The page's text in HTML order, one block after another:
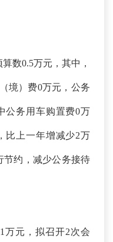
数0.5万元，其中，
境）费0万元，公务
公务用车购置费0万
比上一年增减少2万
节约，减少公务接待
万元，拟召开2次会